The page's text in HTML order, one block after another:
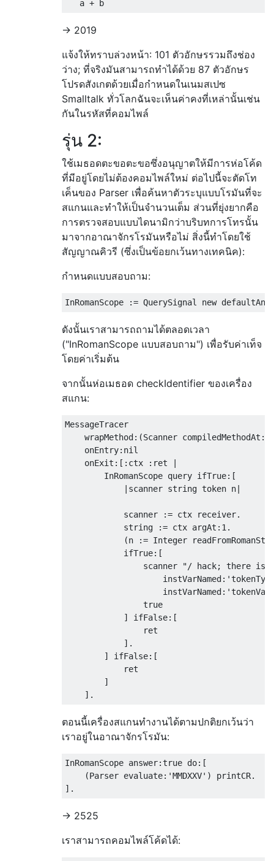
-> 2019
แจ้งให้ทราบล่วงหน้า: 101 ตัวอักษรรวมถึงช่อง
ว่าง; ที่จริงมันสามารถทำได้ด้วย 87 ตัวอักษร
โปรดสังเกตด้วยเมื่อกำหนดในเนมสเปซ
Smalltalk ทั่วโลกฉันจะเห็นค่าคงที่เหล่านั้นเช่น
กันในรหัสที่คอมไพล์
รุ่น 2:
ใช้เมธอดตะขอตะขอซึ่งอนุญาตให้มีการห่อโค้ด
ที่มีอยู่โดยไม่ต้องคอมไพล์ใหม่ ต่อไปนี้จะตัดโท
เค็นของ Parser เพื่อค้นหาตัวระบุแบบโรมันที่จะ
สแกนและทำให้เป็นจำนวนเต็ม ส่วนที่ยุ่งยากคือ
การตรวจสอบแบบไดนามิกว่าบริบทการโทรนั้น
มาจากอาณาจักรโรมันหรือไม่ สิ่งนี้ทำโดยใช้
สัญญาณคิวรี (ซึ่งเป็นข้อยกเว้นทางเทคนิค):
กำหนดแบบสอบถาม:
ดังนั้นเราสามารถถามได้ตลอดเวลา
("InRomanScope แบบสอบถาม") เพื่อรับค่าเท็จ
โดยค่าเริ่มต้น
จากนั้นห่อเมธอด checkIdentifier ของเครื่อง
สแกน:
MessageTracer
wrapMethod:(Scanner
    onEntry:nil
    onExit:[:ctx :ret |
        InRomanScope query ifTrue:[
            |scanner string token n|
            scanner := ctx receiver.
            string := ctx argAt:1.
(n := Integer
            ifTrue:[
scanner "/ hack; there is
                true
            ] ifFalse:[
                ret
            ].
        ] ifFalse:[
            ret
        ]
ตอนนี้เครื่องสแกนทำงานได้ตามปกติยกเว้นว่า
เราอยู่ในอาณาจักรโรมัน:
InRomanScope answer:true do:[
    (Parser evaluate:'MMDXXV') printCR.
-> 2525
เราสามารถคอมไพล์โค้ดได้: